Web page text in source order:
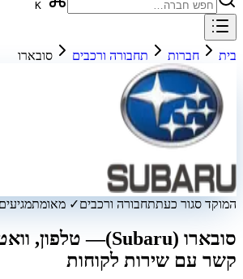
בית חברות תחבורה ורכבים סובארו
המוקד סגור כעתתחבורה ורכבים✓ מאומת
סובארו (Subaru)
— טלפון,
קשר עם שירות לקוחות